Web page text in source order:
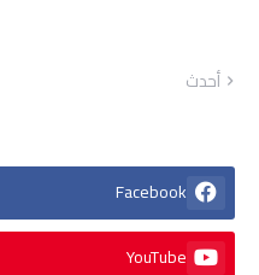
أحدث
Facebook
YouTube